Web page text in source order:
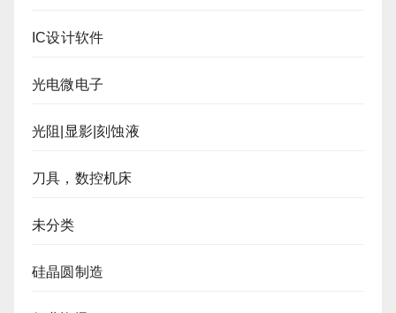
IC设计软件
光电微电子
光阻|显影|刻蚀液
刀具，数控机床
未分类
硅晶圆制造